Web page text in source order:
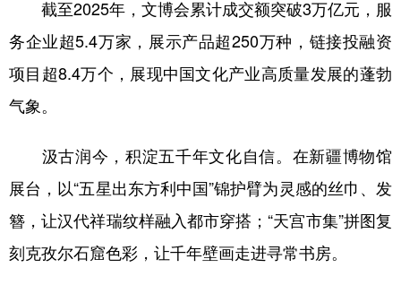
截至2025年，文博会累计成交额突破3万亿元，服
务企业超5.4万家，展示产品超250万种，链接投融资
项目超8.4万个，展现中国文化产业高质量发展的蓬勃
气象。
汲古润今，积淀五千年文化自信。在新疆博物馆
展台，以“五星出东方利中国”锦护臂为灵感的丝巾、发
簪，让汉代祥瑞纹样融入都市穿搭；“天宫市集”拼图复
刻克孜尔石窟色彩，让千年壁画走进寻常书房。